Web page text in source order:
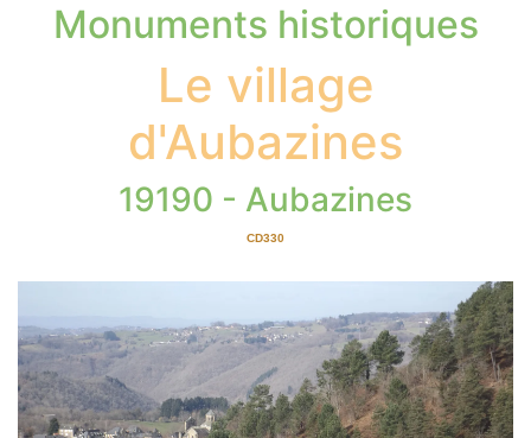
Monuments historiques
Le village
d'Aubazines
19190 - Aubazines
CD330